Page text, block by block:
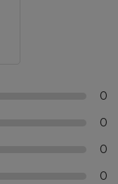
0
0
0
0